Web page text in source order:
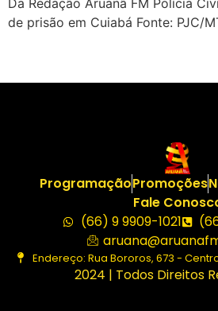
de prisão em Cuiabá Fonte: PJC/
ProgramaçãoPromoções
Fale
(66) 9 9909-1021
Endereço: Rua Bororos, 673 -
2024 | Todos Direitos